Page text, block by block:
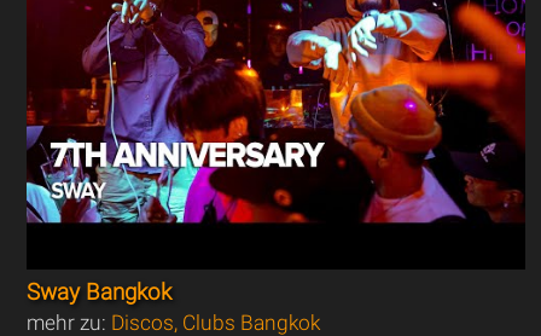
Sway Bangkok
mehr zu: Discos, Clubs Bangkok